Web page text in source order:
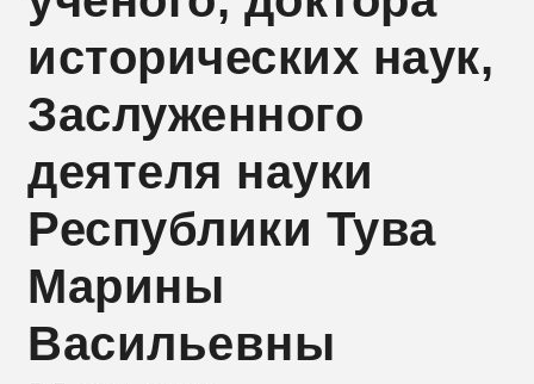
исторических наук,
Заслуженного
деятеля науки
Республики Тува
Марины
Васильевны